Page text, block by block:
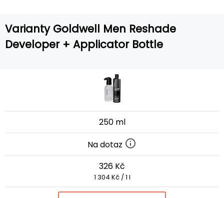
Varianty Goldwell Men Reshade
Developer + Applicator Bottle
250 ml
Na dotaz
326 Kč
1 304 Kč / 1 l